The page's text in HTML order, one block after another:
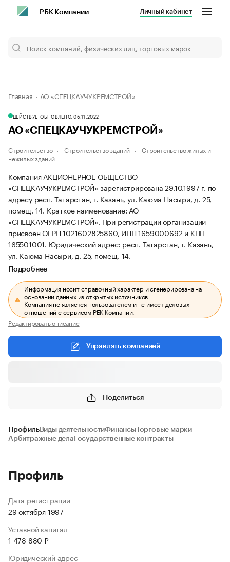
РБК Компании Личный кабинет
Главная АО «СПЕЦКАУЧУКРЕМСТРОЙ»
ДЕЙСТВУЕТОБНОВЛЕНО, 06.11.2022
АО «СПЕЦКАУЧУКРЕМСТРОЙ»
Строительство Строительство зданий
Строительство жилых и
нежилых зданий
Компания АКЦИОНЕРНОЕ ОБЩЕСТВО
«СПЕЦКАУЧУКРЕМСТРОЙ» зарегистрирована 29.10.1997 г. по
адресу респ. Татарстан, г. Казань, ул. Каюма Насыри, д. 25,
помещ. 14. Краткое наименование: АО
«СПЕЦКАУЧУКРЕМСТРОЙ». При регистрации организации
присвоен ОГРН 1021602825860, ИНН 1659000692 и КПП
165501001. Юридический адрес: респ. Татарстан, г. Казань,
ул. Каюма Насыри, д. 25, помещ. 14.
Подробнее
Информация носит справочный характер и сгенерирована на
основании данных из открытых источников.
Компания не является пользователем и не имеет деловых
отношений с сервисом РБК Компании.
Редактировать описание
Управлять компанией
Поделиться
ПрофильВиды деятельностиФинансыТорговые марки
Арбитражные дела Государственные контракты
Профиль
Дата регистрации
29 октября 1997
Уставной капитал
1 478 880 ₽
Юридический адрес